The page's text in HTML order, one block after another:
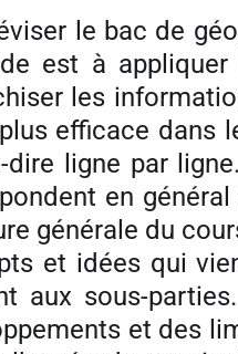
le bac de
est à
les
plus efficace dans
dire ligne par
en
générale du
et idées qui
aux sous-
et des